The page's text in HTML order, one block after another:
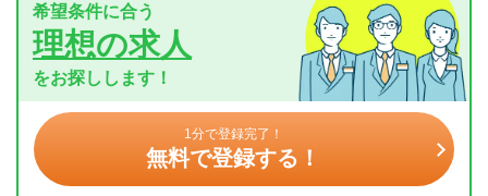
希望条件に合う
理想の求人
をお探しします！
1分で登録完了！
無料で登録する！